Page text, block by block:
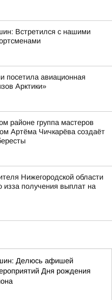
Встретился с нашими
посетила авиационная
Арктики»
районе группа мастеров
Артёма Чичкарёва создаёт
Нижегородской области
изза получения выплат на
Делюсь афишей
Дня рождения